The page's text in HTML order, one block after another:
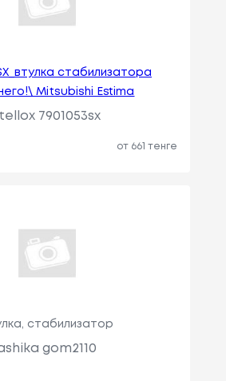
стабилизатора
Mitsubishi Estima
7901053sx
от 661 тенге
стабилизатор
gom2110